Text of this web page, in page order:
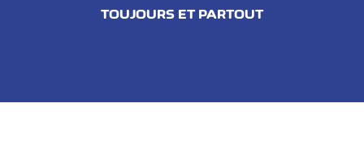
TOUJOURS ET PARTOUT